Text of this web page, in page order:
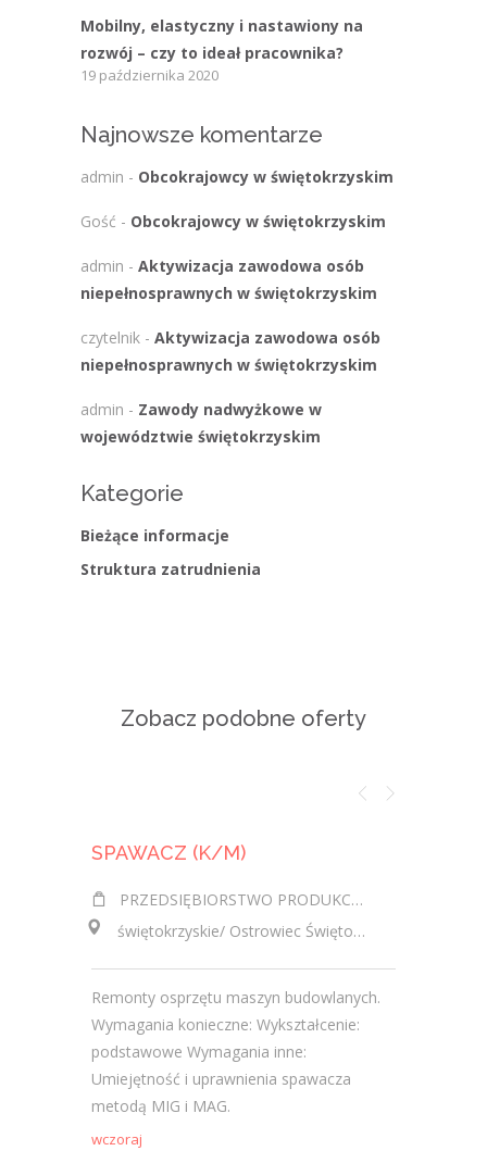
Mobilny, elastyczny i nastawiony na
rozwój – czy to ideał pracownika?
19 października 2020
Najnowsze komentarze
admin - Obcokrajowcy w świętokrzyskim
Gość - Obcokrajowcy w świętokrzyskim
admin - Aktywizacja zawodowa osób
niepełnosprawnych w świętokrzyskim
czytelnik - Aktywizacja zawodowa osób
niepełnosprawnych w świętokrzyskim
admin - Zawody nadwyżkowe w
województwie świętokrzyskim
Kategorie
Bieżące informacje
Struktura zatrudnienia
Zobacz podobne oferty
SPAWACZ (K/M)
PRZEDSIĘBIORSTWO PRODUKCYJNO-HANDLOWO-USŁUGOWE "MAKO" ANDRZEJ GLIBOWSKI
świętokrzyskie/ Ostrowiec Świętokrzyski
Remonty osprzętu maszyn budowlanych.
Wymagania konieczne: Wykształcenie:
podstawowe Wymagania inne:
Umiejętność i uprawnienia spawacza
metodą MIG i MAG.
wczoraj